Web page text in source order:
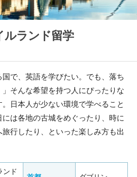
ルランド留学
国で、英語を学びたい。でも、落ち
そんな希望を持つ人にぴったりな
日本人が少ない環境で学べること
は各地の古城をめぐったり、時に
行したり、といった楽しみ方も出
ンド